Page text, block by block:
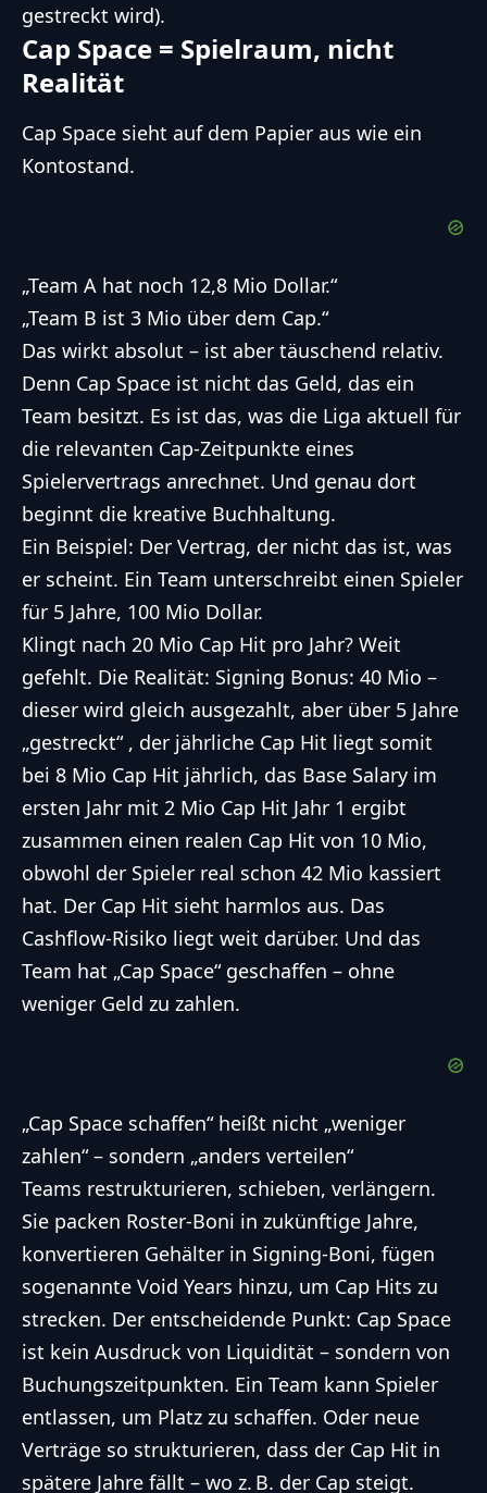
gestreckt wird).
Cap Space = Spielraum, nicht
Realität
Cap Space sieht auf dem Papier aus wie ein
Kontostand.
„Team A hat noch 12,8 Mio Dollar.“
„Team B ist 3 Mio über dem Cap.“
Das wirkt absolut – ist aber täuschend relativ.
Denn Cap Space ist nicht das Geld, das ein
Team besitzt. Es ist das, was die Liga aktuell für
die relevanten Cap-Zeitpunkte eines
Spielervertrags anrechnet. Und genau dort
beginnt die kreative Buchhaltung.
Ein Beispiel: Der Vertrag, der nicht das ist, was
er scheint. Ein Team unterschreibt einen Spieler
für 5 Jahre, 100 Mio Dollar.
Klingt nach 20 Mio Cap Hit pro Jahr? Weit
gefehlt. Die Realität: Signing Bonus: 40 Mio –
dieser wird gleich ausgezahlt, aber über 5 Jahre
„gestreckt“ , der jährliche Cap Hit liegt somit
bei 8 Mio Cap Hit jährlich, das Base Salary im
ersten Jahr mit 2 Mio Cap Hit Jahr 1 ergibt
zusammen einen realen Cap Hit von 10 Mio,
obwohl der Spieler real schon 42 Mio kassiert
hat. Der Cap Hit sieht harmlos aus. Das
Cashflow-Risiko liegt weit darüber. Und das
Team hat „Cap Space“ geschaffen – ohne
weniger Geld zu zahlen.
„Cap Space schaffen“ heißt nicht „weniger
zahlen“ – sondern „anders verteilen“
Teams restrukturieren, schieben, verlängern.
Sie packen Roster-Boni in zukünftige Jahre,
konvertieren Gehälter in Signing-Boni, fügen
sogenannte Void Years hinzu, um Cap Hits zu
strecken. Der entscheidende Punkt: Cap Space
ist kein Ausdruck von Liquidität – sondern von
Buchungszeitpunkten. Ein Team kann Spieler
entlassen, um Platz zu schaffen. Oder neue
Verträge so strukturieren, dass der Cap Hit in
spätere Jahre fällt – wo z. B. der Cap steigt.